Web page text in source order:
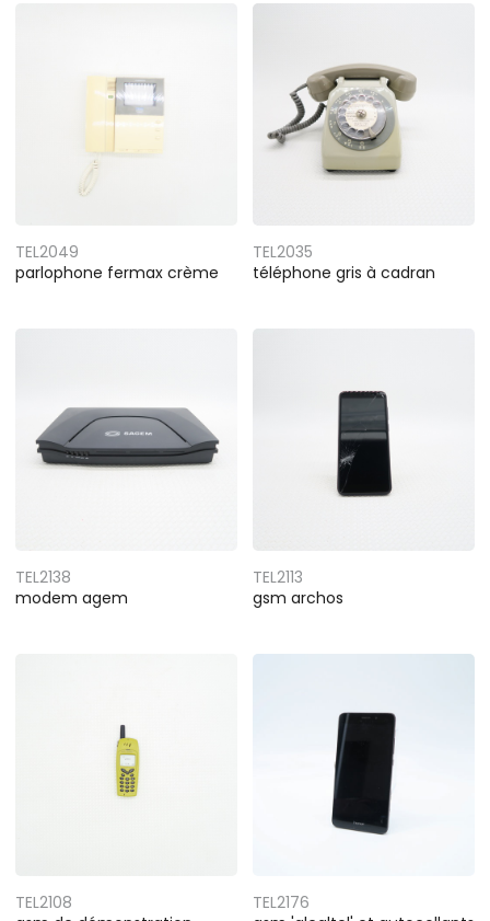
TEL2049
parlophone fermax crème
TEL2035
téléphone gris à cadran
TEL2138
modem agem
TEL2113
gsm archos
TEL2108
TEL2176